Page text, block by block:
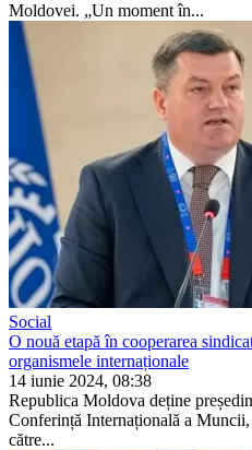
Moldovei. „Un moment în...
Social
O nouă etapă în cooperarea
organismele internaționale
14 iunie 2024, 08:38
Republica Moldova deține
Conferință Internațională a
către...